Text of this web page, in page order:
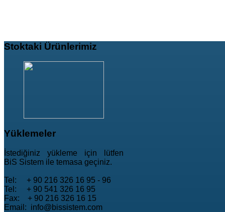
Stoktaki Ürünlerimiz
Yüklemeler
İstediğiniz yükleme için lütfen
BiS Sistem ile temasa geçiniz.
Tel: + 90 216 326 16 95 - 96
Tel: + 90 541 326 16 95
Fax: + 90 216 326 16 15
Email: info@bissistem.com